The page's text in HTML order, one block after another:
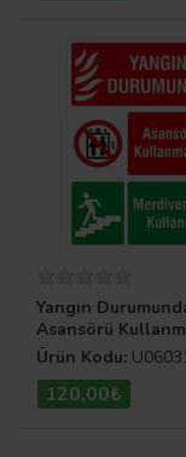
Yangın
Asansörü
Merdivenleri
Ürün Kodu:
120,00₺